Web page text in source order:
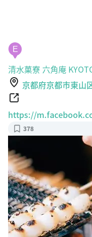
E
清水菓寮 六角庵
京都府京都市東山
https://
378